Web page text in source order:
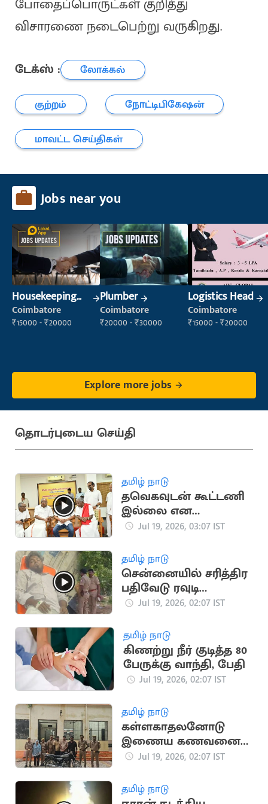
போதைப்பொருட்கள் குறித்து
விசாரணை நடைபெற்று வருகிறது.
டேக்ஸ் :
லோக்கல்
குற்றம்
நோட்டிபிகேஷன்
மாவட்ட செய்திகள்
Jobs near you
Housekeeping
Staff
(Housekeeping)
Coimbatore
₹15000 - ₹20000
Plumber
Coimbatore
₹20000 - ₹30000
Logistics Head
Coimbatore
₹15000 - ₹20000
Explore more jobs
தொடர்புடைய செய்தி
தமிழ் நாடு
தவெகவுடன் கூட்டணி
இல்லை என
அறிவித்த CPM
Jul 19, 2026, 03:07 IST
தமிழ் நாடு
சென்னையில் சரித்திர
பதிவேடு ரவுடி
துப்பாக்கியால்
Jul 19, 2026, 02:07 IST
தமிழ் நாடு
கிணற்று நீர் குடித்த 80
பேருக்கு வாந்தி, பேதி
Jul 19, 2026, 02:07 IST
தமிழ் நாடு
கள்ளகாதலனோடு
இணைய கணவனை
பாம்பை வைத்து
Jul 19, 2026, 02:07 IST
தமிழ் நாடு